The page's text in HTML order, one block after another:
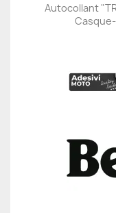
Autocollant